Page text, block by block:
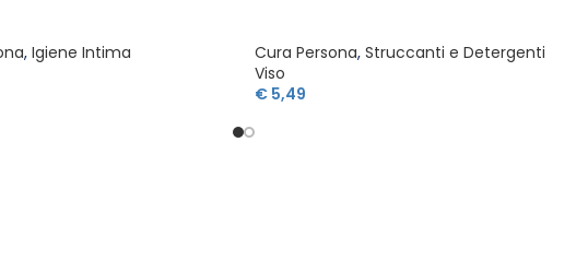
, Igiene Intima
Cura Persona, Struccanti e Detergenti
Viso
€ 5,49